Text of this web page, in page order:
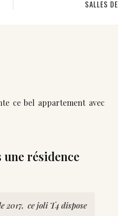
SALLES
ce bel appartement avec
une résidence
2017, ce joli T4 dispose